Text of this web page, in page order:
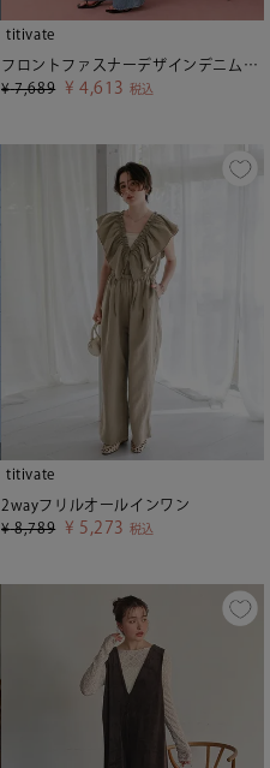
titivate
フロントファスナーデザインデニムキャミソールサロペット
¥ 7,689 ¥ 4,613 税込
titivate
2wayフリルオールインワン
¥ 8,789 ¥ 5,273 税込